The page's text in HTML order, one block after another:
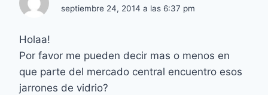
septiembre 24, 2014 a las 6:37 pm
Holaa!
Por favor me pueden decir mas o menos en
que parte del mercado central encuentro esos
jarrones de vidrio?